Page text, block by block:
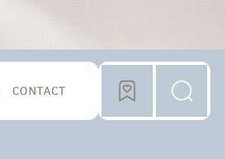
CONTACT